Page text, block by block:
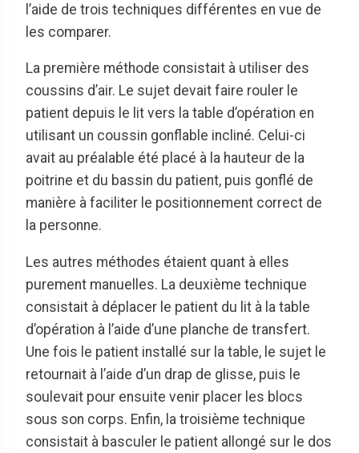
l’aide de trois techniques différentes en vue de
les comparer.
La première méthode consistait à utiliser des
coussins d’air. Le sujet devait faire rouler le
patient depuis le lit vers la table d’opération en
utilisant un coussin gonflable incliné. Celui-ci
avait au préalable été placé à la hauteur de la
poitrine et du bassin du patient, puis gonflé de
manière à faciliter le positionnement correct de
la personne.
Les autres méthodes étaient quant à elles
purement manuelles. La deuxième technique
consistait à déplacer le patient du lit à la table
d’opération à l’aide d’une planche de transfert.
Une fois le patient installé sur la table, le sujet le
retournait à l’aide d’un drap de glisse, puis le
soulevait pour ensuite venir placer les blocs
sous son corps. Enfin, la troisième technique
consistait à basculer le patient allongé sur le dos